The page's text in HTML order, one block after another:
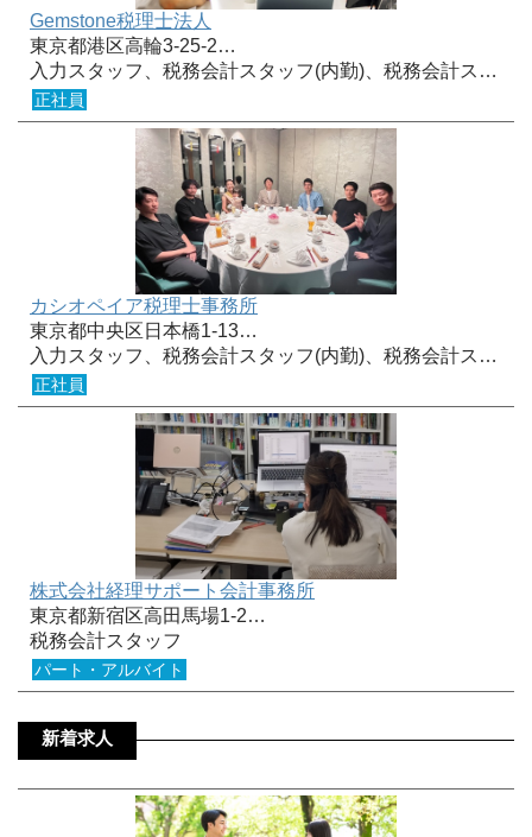
Gemstone税理士法人
東京都港区高輪3-25-2…
入力スタッフ、税務会計スタッフ(内勤)、税務会計ス…
正社員
カシオペイア税理士事務所
東京都中央区日本橋1-13…
入力スタッフ、税務会計スタッフ(内勤)、税務会計ス…
正社員
株式会社経理サポート会計事務所
東京都新宿区高田馬場1-2…
税務会計スタッフ
パート・アルバイト
新着求人